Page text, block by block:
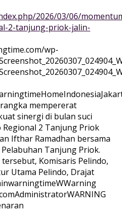
2026/03/06/
2-tanjung-priok-jalin-
wp-
HomeIndonesia
mempererat
sinergi di bulan suci
Regional 2 Tanjung Priok
Ifthar Ramadhan bersama
Tanjung Priok.
Komisaris Pelindo,
Utama Pelindo, Drajat
WWarning
AdministratorWARNING